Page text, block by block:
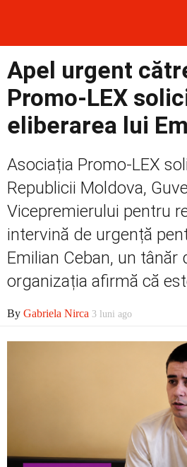
Prima
Social
Apel urgent
Promo-LEX
eliberarea lui
Asociația Promo-LEX
Republicii Moldova,
Vicepremierului pentru
intervină de urgență
Emilian Ceban, un tânăr
organizația afirmă că
By Gabriela Nirca 3 luni ago